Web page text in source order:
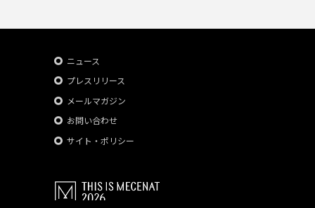
ニュース
プレスリリース
メールマガジン
お問い合わせ
サイト・ポリシー